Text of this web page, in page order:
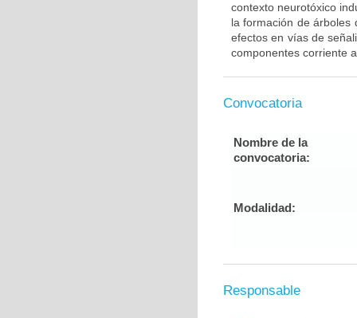
contexto neurotóxico
la formación de árboles
efectos en vías de
componentes corriente
Convocatoria
Nombre de la
convocatoria:
Modalidad:
Responsable